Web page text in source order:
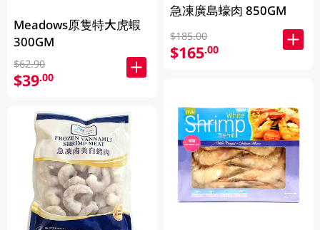
Meadows原隻特大虎蝦
300GM
$62.90
$39.00
急凍廣島蠔肉 850GM
$185.00
$165.00